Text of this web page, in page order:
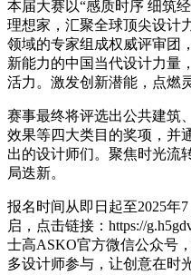
本届大赛以“感质时序 细筑
理想家，汇聚全球顶尖设计
领域的专家组成权威评审团
新能力的中国当代设计力量
活力。激发创新潜能，点燃
赛事最终将评选出公共建筑
效果等四大类目的奖项，并
出的设计师们。聚焦时光流
局迭新。
报名时间从即日起至2025年
启，点击链接：https://
士高ASKO官方微信公众号
多设计师参与，让创意在时